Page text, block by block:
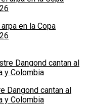
en la Copa
Dangond cantan al
y Colombia